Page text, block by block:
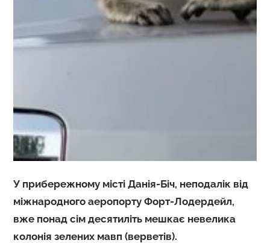
У прибережному місті Данія-Біч, неподалік від
міжнародного аеропорту Форт-Лодердейл,
вже понад сім десятиліть мешкає невелика
колонія зелених мавп (верветів).